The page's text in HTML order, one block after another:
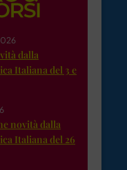
dalla
Italiana del 3 e
novità dalla
Italiana del 26